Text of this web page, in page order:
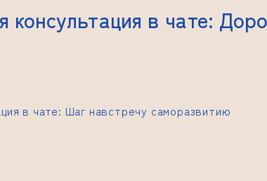
консультация в чате:
в чате: Шаг навстречу саморазвитию